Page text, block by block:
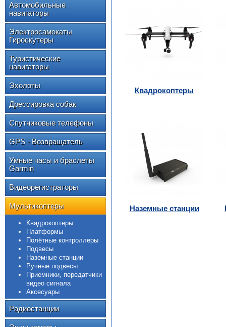
Автомобильные
навигаторы
Электросамокаты
Гироскутеры
Туристические
навигаторы
Эхолоты
Дрессировка собак
Спутниковые телефоны
GPS - Возвращатель
Умные часы и браслеты
Garmin
Видеорегистраторы
Мультикоптеры
Квадрокоптеры
Платформы
Полётные контроллеры
Подвесы
Наземные станции
Ручные подвесы
Приемники, передатчики
видео сигнала
Аксесуары
Радиостанции
Квадрокоптеры
Наземные станции